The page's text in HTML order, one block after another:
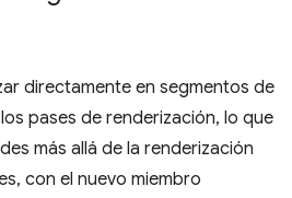
directamente en segmentos de
pases de renderización, lo que
más allá de la renderización
con el nuevo miembro